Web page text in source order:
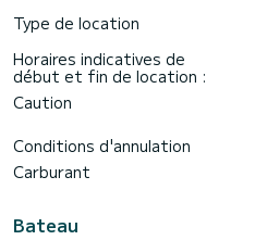
Il possède notamment les
Climatisation.
Si vous avez des questions
conditions de location, vous
la plateforme Samboat. Un
Type de location
Horaires indicatives de
début et fin de location :
Caution
Conditions d'annulation
Carburant
Bateau